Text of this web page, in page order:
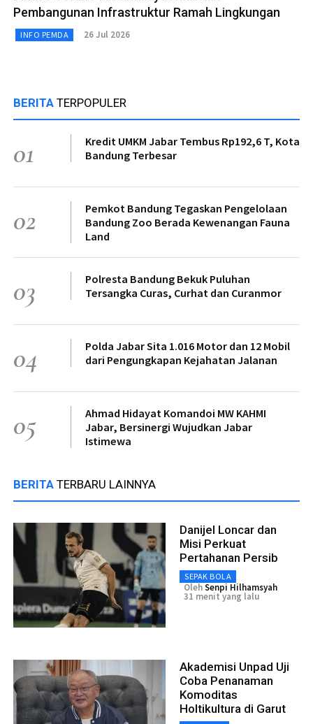
Pembangunan Infrastruktur Ramah Lingkungan
INFO PEMDA 26 Jul 2026
BERITA TERPOPULER
01
Kredit UMKM Jabar Tembus Rp192,6 T, Kota
Bandung Terbesar
02
Pemkot Bandung Tegaskan Pengelolaan
Bandung Zoo Berada Kewenangan Fauna
Land
03
Polresta Bandung Bekuk Puluhan
Tersangka Curas, Curhat dan Curanmor
04
Polda Jabar Sita 1.016 Motor dan 12 Mobil
dari Pengungkapan Kejahatan Jalanan
05
Ahmad Hidayat Komandoi MW KAHMI
Jabar, Bersinergi Wujudkan Jabar
Istimewa
BERITA TERBARU LAINNYA
Danijel Loncar dan
Misi Perkuat
Pertahanan Persib
SEPAK BOLA
OlehSenpi Hilhamsyah
31 menit yang lalu
Akademisi Unpad Uji
Coba Penanaman
Komoditas
Holtikultura di Garut